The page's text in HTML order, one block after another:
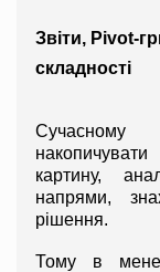
Звіти, Pivot-
складності
Сучасному
картину,
напрями,
рішення.
Тому в